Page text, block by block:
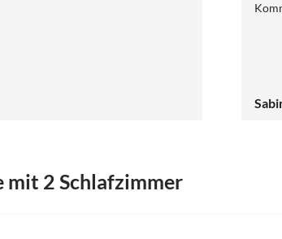
2 Schlafzimmer